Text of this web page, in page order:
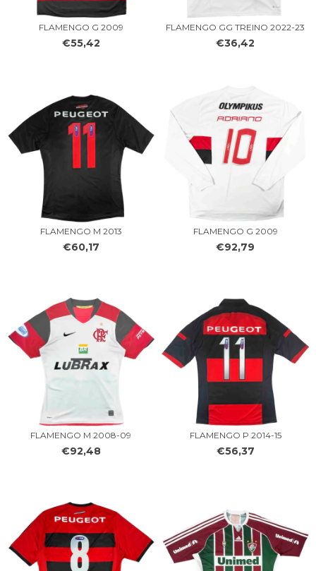
FLAMENGO G 2009
€55,42
FLAMENGO GG TREINO 2022-23
€36,42
FLAMENGO M 2013
€60,17
FLAMENGO G 2009
€92,79
FLAMENGO M 2008-09
€92,48
FLAMENGO P 2014-15
€56,37